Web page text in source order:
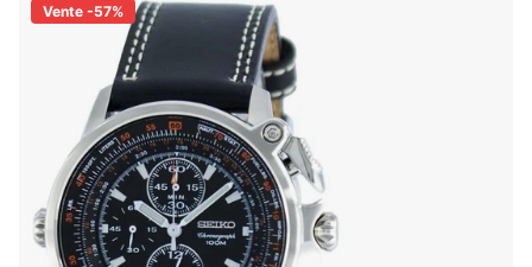
Vente -57%